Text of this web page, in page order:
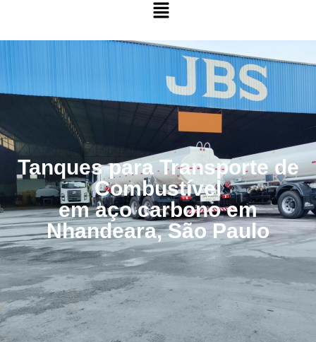
Tanques para Transporte de
Combustível
em aço carbono em
Nhandeara, São Paulo